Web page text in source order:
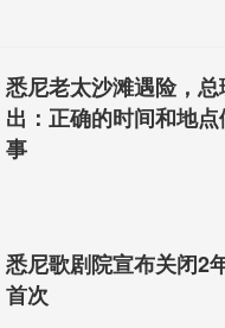
咱们最火的华人区－
悉尼老太沙滩遇险，
出：正确的时间和地
事
悉尼歌剧院宣布关闭2
首次